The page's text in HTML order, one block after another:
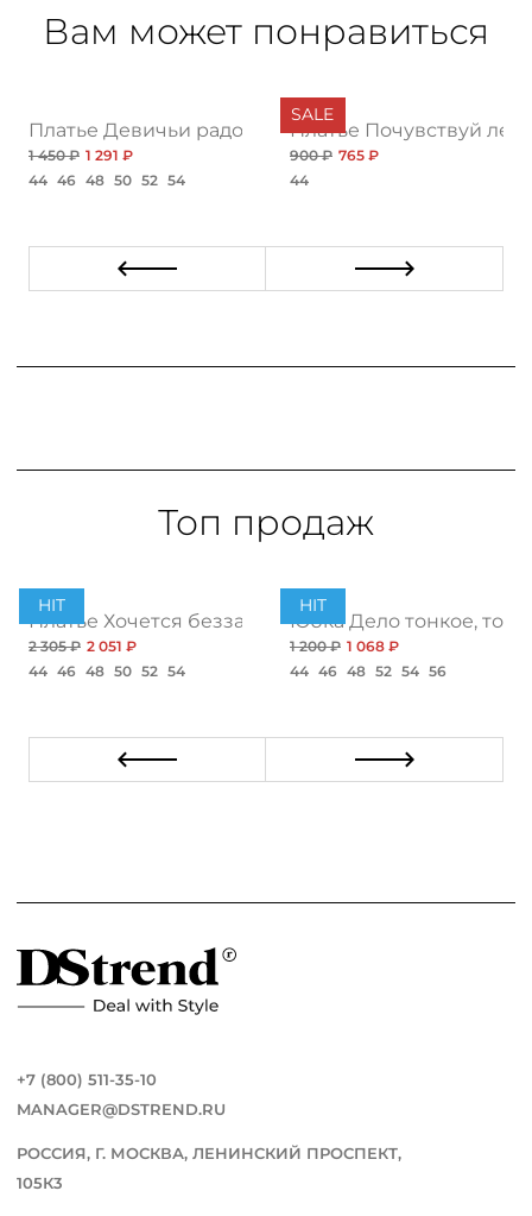
Вам может понравиться
нью
Платье Девичьи радости, хит
1 450 ₽ 1 291 ₽
44 46 48 50 52 54
SALE
Платье Почувствуй лето
900 ₽ 765 ₽
44
Топ продаж
HIT
Платье Хочется беззаботности, топ
2 305 ₽ 2 051 ₽
44 46 48 50 52 54
HIT
Юбка Дело тонкое, топ
1 200 ₽ 1 068 ₽
44 46 48 52 54 56
+7 (800) 511-35-10
MANAGER@DSTREND.RU
РОССИЯ, Г. МОСКВА, ЛЕНИНСКИЙ ПРОСПЕКТ,
105К3